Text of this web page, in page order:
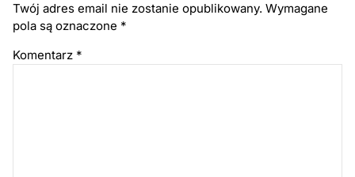
Twój adres email nie zostanie opublikowany. Wymagane
pola są oznaczone *
Komentarz *